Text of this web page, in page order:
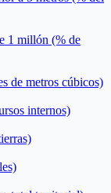
1 millón (% de
de metros cúbicos)
internos)